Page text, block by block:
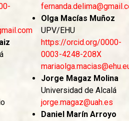
Olga Macías Muñoz
UPV/EHU
https://orcid.org/0000-
0003-4248-208X
Jorge Magaz Molina
Universidad de Alcalá
jorge.magaz@uah.es
Daniel Marín Arroyo